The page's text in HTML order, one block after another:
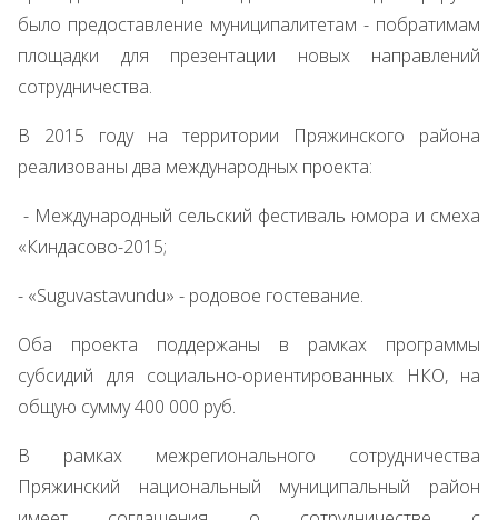
было предоставление муниципалитетам - побратимам
площадки для презентации новых направлений
сотрудничества.
В 2015 году на территории Пряжинского района
реализованы два международных проекта:
- Международный сельский фестиваль юмора и смеха
«Киндасово-2015;
- «Suguvastavundu» - родовое гостевание.
Оба проекта поддержаны в рамках программы
субсидий для социально-ориентированных НКО, на
общую сумму 400 000 руб.
В рамках межрегионального сотрудничества
Пряжинский национальный муниципальный район